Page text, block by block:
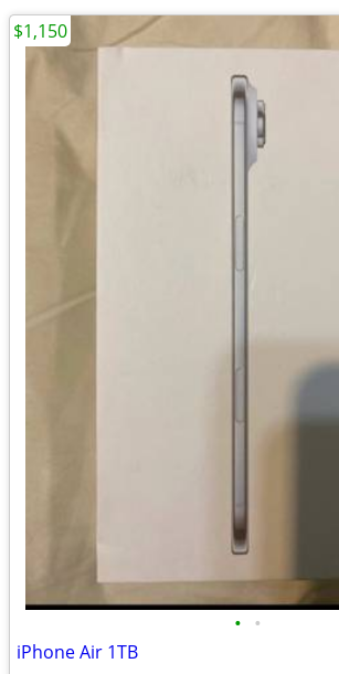
• •
iPhone Air 1TB
$1,150